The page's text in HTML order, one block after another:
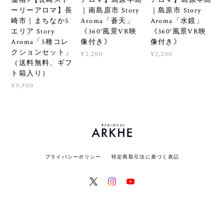
ーリーアロマ】長
崎市｜まちなか5
エリア Story
Aroma「5種コレ
クションセット」
（送料無料、ギフ
ト箱入り）
¥9,900
｜南島原市 Story
Aroma「蒼天」
《360°風景VR映
像付き》
¥2,200
｜島原市 Story
Aroma「水鏡」
《360°風景VR映
像付き》
¥2,200
プライバシーポリシー 特定商取引法に基づく表記